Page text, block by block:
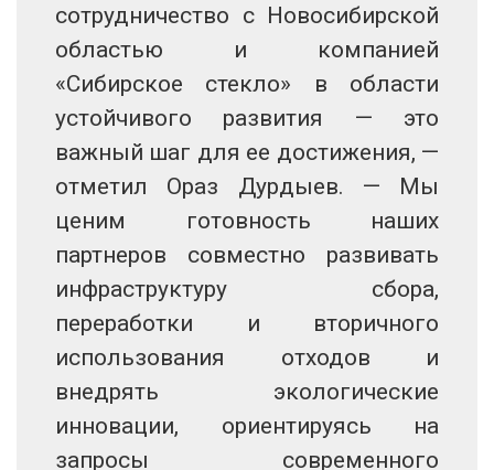
сотрудничество с Новосибирской
областью и компанией
«Сибирское стекло» в области
устойчивого развития — это
важный шаг для ее достижения, —
отметил Ораз Дурдыев. — Мы
ценим готовность наших
партнеров совместно развивать
инфраструктуру сбора,
переработки и вторичного
использования отходов и
внедрять экологические
инновации, ориентируясь на
запросы современного